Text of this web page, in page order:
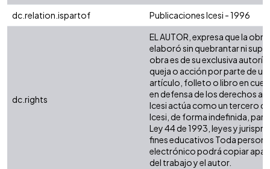
dc.relation.ispartof
Publicaciones Icesi - 1996
dc.rights
EL AUTOR, expresa que la
elaboró sin quebrantar ni
obra es de su exclusiva
queja o acción por parte de
artículo, folleto o libro en
en defensa de los derechos
Icesi actúa como un tercero
Icesi, de forma indefinida,
Ley 44 de 1993, leyes y
fines educativos Toda
electrónico podrá copiar
del trabajo y el autor.